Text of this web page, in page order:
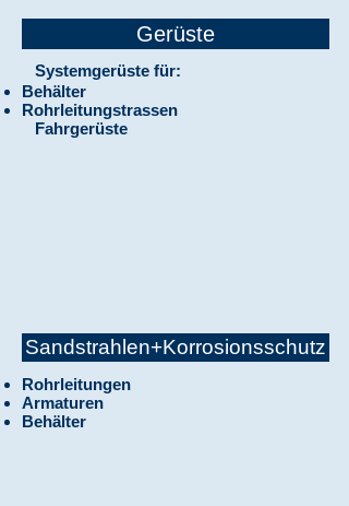
Sandstrahlen+Korrosionsschutz
Gerüste
Rohrleitungen
Armaturen
Behälter
Systemgerüste für:
Behälter
Rohrleitungstrassen
Fahrgerüste